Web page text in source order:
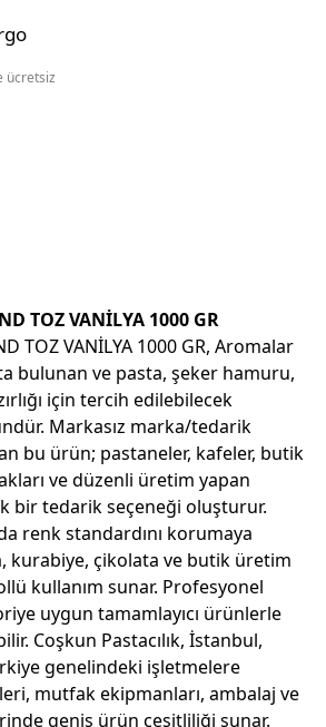
ücretsiz
TOZ VANİLYA 1000 GR
TOZ VANİLYA 1000 GR, Aromalar
bulunan ve pasta, şeker hamuru,
için tercih edilebilecek
Markasız marka/tedarik
bu ürün; pastaneler, kafeler, butik
ve düzenli üretim yapan
bir tedarik seçeneği oluşturur.
renk standardını korumaya
kurabiye, çikolata ve butik üretim
kullanım sunar. Profesyonel
uygun tamamlayıcı ürünlerle
Coşkun Pastacılık, İstanbul,
genelindeki işletmelere
mutfak ekipmanları, ambalaj ve
geniş ürün çeşitliliği sunar.